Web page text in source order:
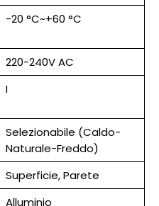
-20 °C~+60 °C
220-240V AC
I
Selezionabile (Caldo-
Naturale-Freddo)
Superficie, Parete
Alluminio